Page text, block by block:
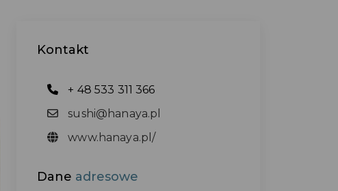
Kontakt
+ 48 533 311 366
sushi@hanaya.pl
www.hanaya.pl/
Dane adresowe